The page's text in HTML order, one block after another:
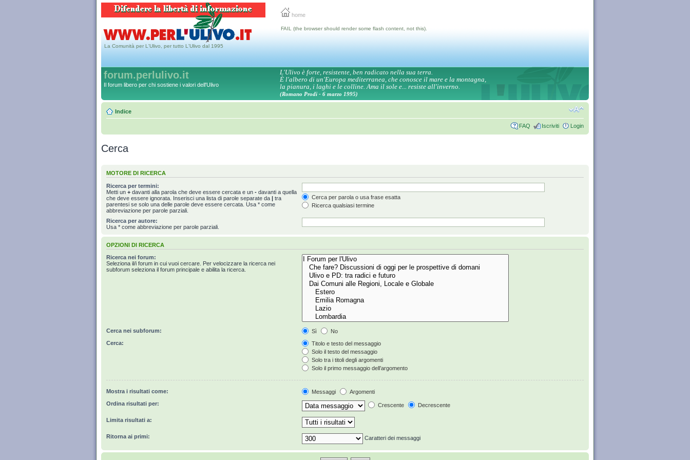
home
La Comunità per L'Ulivo, per tutto L'Ulivo dal 1995
FAIL (the browser should render some flash content, not this).
forum.perlulivo.it
Il forum libero per chi sostiene i valori dell'Ulivo
L'Ulivo è forte, resistente, ben radicato nella sua terra.
È l'albero di un'Europa mediterranea, che conosce il mare e la montagna,
la pianura, i laghi e le colline. Ama il sole e... resiste all'inverno.
(Romano Prodi - 6 marzo 1995)
Indice
FAQ Iscriviti Login
Cerca
MOTORE DI RICERCA
Ricerca per termini:
Metti un + davanti alla parola che deve essere cercata e un - davanti a quella
che deve essere ignorata. Inserisci una lista di parole separate da | tra
parentesi se solo una delle parole deve essere cercata. Usa * come
abbreviazione per parole parziali.
Cerca per parola o usa frase esatta
Ricerca qualsiasi termine
Ricerca per autore:
Usa * come abbreviazione per parole parziali.
OPZIONI DI RICERCA
Ricerca nei forum:
Seleziona il/i forum in cui vuoi cercare. Per velocizzare la ricerca nei
subforum seleziona il forum principale e abilita la ricerca.
Cerca nei subforum: Sì
No
Cerca:
Titolo e testo del messaggio
Solo il testo del messaggio
Solo tra i titoli degli argomenti
Solo il primo messaggio dell’argomento
Mostra i risultati come: Messaggi
Argomenti
Ordina risultati per:
Crescente Decrescente
Limita risultati a:
Ritorna ai primi: Caratteri dei messaggi